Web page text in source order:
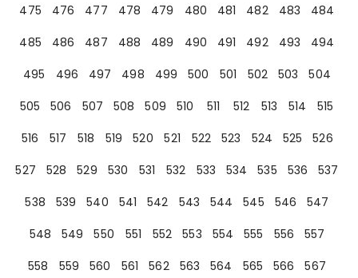
475
476 477 478 479 480 481 482 483
484
485
486 487 488 489 490 491 492 493
494
495
496 497 498 499 500 501 502 503
504
505
506 507 508 509 510 511 512 513 514
515
516
517 518 519 520 521 522 523 524 525
526
527
528 529 530 531 532 533 534 535 536
537
538
539 540 541 542 543 544 545 546
547
548
549 550 551 552 553 554 555 556
557
558
559 560 561 562 563 564 565 566
567